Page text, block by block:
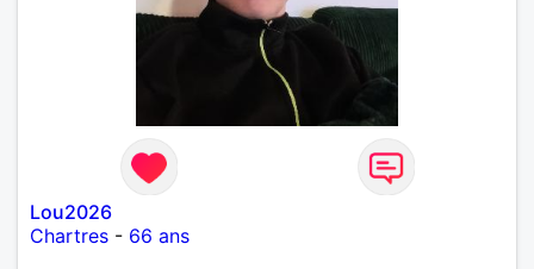
Lou2026
Chartres - 66 ans